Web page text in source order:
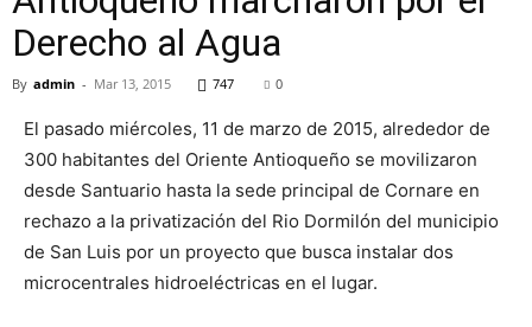
Derecho al Agua
By admin - Mar 13, 2015 747 0
El pasado miércoles, 11 de marzo de 2015, alrededor de
300 habitantes del Oriente Antioqueño se movilizaron
desde Santuario hasta la sede principal de Cornare en
rechazo a la privatización del Rio Dormilón del municipio
de San Luis por un proyecto que busca instalar dos
microcentrales hidroeléctricas en el lugar.